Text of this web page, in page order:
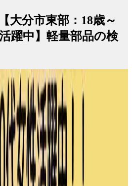
大分市東部：18歳～
躍中】軽量部品の検